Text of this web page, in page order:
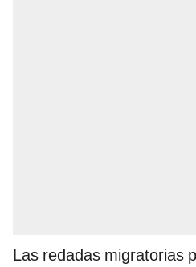
Las redadas migratorias